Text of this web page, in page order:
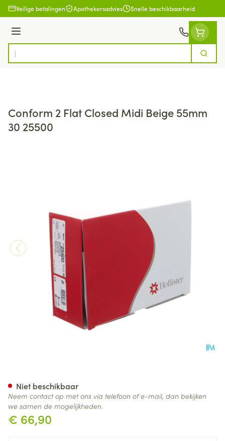
Ga naar de inhoud
Veilige betalingen Apothekersadvies Snelle beschikbaarheid
Menu
Product, merk, categorie...
Zoek
Conform 2 Flat Closed Midi Beige 55mm
30 25500
€ 66,90
Niet beschikbaar
Neem contact op met ons via telefoon of e-mail, dan bekijken
we samen de mogelijkheden.